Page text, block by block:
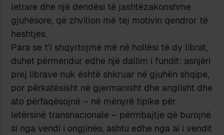
letrare dhe një dendësi të jashtëzakonshme
gjuhësore, që zhvillon më tej motivin qendror të
heshtjes.
Para se t’i shqyrtojmë më në hollësi të dy librat,
duhet përmendur edhe një dallim i fundit: asnjëri
prej librave nuk është shkruar në gjuhën shqipe,
por përkatësisht në gjermanisht dhe anglisht dhe
ato përfaqësojnë – në mënyrë tipike për
letërsinë transnacionale – përmbajtje që burojnë
si nga vendi i origjinës, ashtu edhe nga ai i vendit